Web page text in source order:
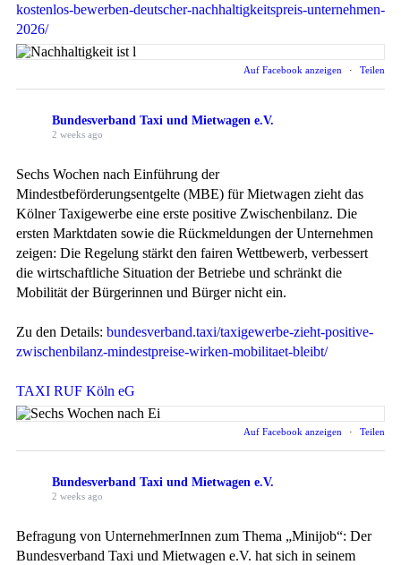
kostenlos-bewerben-deutscher-nachhaltigkeitspreis-unternehmen-
2026/
Auf Facebook anzeigen · Teilen
Bundesverband Taxi und Mietwagen e.V.
2 weeks ago
Sechs Wochen nach Einführung der
Mindestbeförderungsentgelte (MBE) für Mietwagen zieht das
Kölner Taxigewerbe eine erste positive Zwischenbilanz. Die
ersten Marktdaten sowie die Rückmeldungen der Unternehmen
zeigen: Die Regelung stärkt den fairen Wettbewerb, verbessert
die wirtschaftliche Situation der Betriebe und schränkt die
Mobilität der Bürgerinnen und Bürger nicht ein.
Zu den Details: bundesverband.taxi/taxigewerbe-zieht-positive-
zwischenbilanz-mindestpreise-wirken-mobilitaet-bleibt/
TAXI RUF Köln eG
Auf Facebook anzeigen · Teilen
Bundesverband Taxi und Mietwagen e.V.
2 weeks ago
Befragung von UnternehmerInnen zum Thema „Minijob“: Der
Bundesverband Taxi und Mietwagen e.V. hat sich in seinem